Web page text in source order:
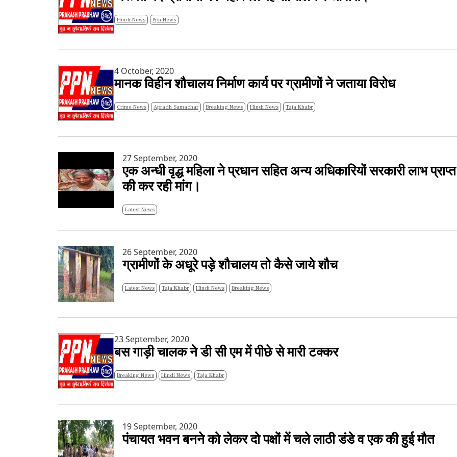
Hindi News Ppn News
4 October, 2020
मानक विहीन शौचालय निर्माण कार्य पर ग्रामीणों ने जताया विरोध
Crime News Apradh Samachar Breaking News Hindi News Taja Khabr
27 September, 2020
एक अन्धी वृद्ध महिला ने प्रधान सहित अन्य अधिकारियों सरकारी लाभ
की कर रही मांग।
Latest News
26 September, 2020
ग्रामीणों के अधूरे पड़े शौचालय तो कैसे जाये शौच
Latest News Taja Khabr Hindi News Breaking News
23 September, 2020
बस गाड़ी चालक ने डी सी एम में पीछे से मारी टक्कर
Breaking News Hindi News Taja Khabr
19 September, 2020
पंचायत भवन बनने को लेकर दो पक्षों में चले लाठी डंडे व एक की हुई मौत